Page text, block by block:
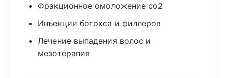
Фракционное омоложение co2
Инъекции ботокса и филлеров
Лечение выпадения волос и
мезотерапия